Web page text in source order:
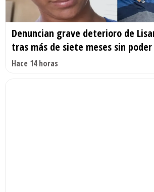
Denuncian grave deterioro de
tras más de siete meses sin
Hace 14 horas